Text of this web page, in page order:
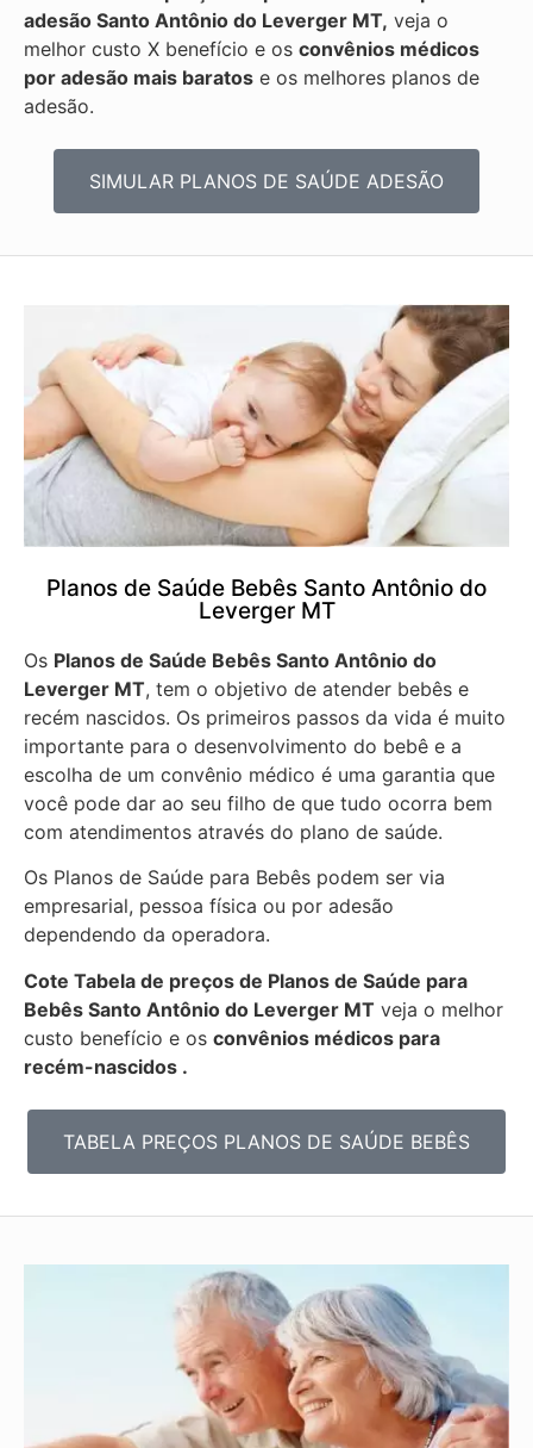
adesão Santo Antônio do Leverger MT, veja o
melhor custo X benefício e os convênios médicos
por adesão mais baratos e os melhores planos de
adesão.
SIMULAR PLANOS DE SAÚDE ADESÃO
Planos de Saúde Bebês Santo Antônio do
Leverger MT
Os Planos de Saúde Bebês Santo Antônio do
Leverger MT, tem o objetivo de atender bebês e
recém nascidos. Os primeiros passos da vida é muito
importante para o desenvolvimento do bebê e a
escolha de um convênio médico é uma garantia que
você pode dar ao seu filho de que tudo ocorra bem
com atendimentos através do plano de saúde.
Os Planos de Saúde para Bebês podem ser via
empresarial, pessoa física ou por adesão
dependendo da operadora.
Cote Tabela de preços de Planos de Saúde para
Bebês Santo Antônio do Leverger MT veja o melhor
custo benefício e os convênios médicos para
recém-nascidos .
TABELA PREÇOS PLANOS DE SAÚDE BEBÊS